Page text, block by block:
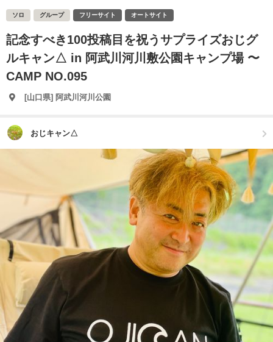
ソロ グループ フリーサイト オートサイト
記念すべき100投稿目を祝うサプライズおじグ
ルキャン△ in 阿武川河川敷公園キャンプ場 〜
CAMP NO.095
[山口県] 阿武川河川公園
おじキャン△